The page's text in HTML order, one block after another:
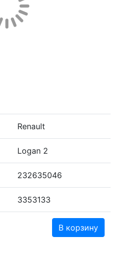
Renault
Logan 2
232635046
3353133
В корзину